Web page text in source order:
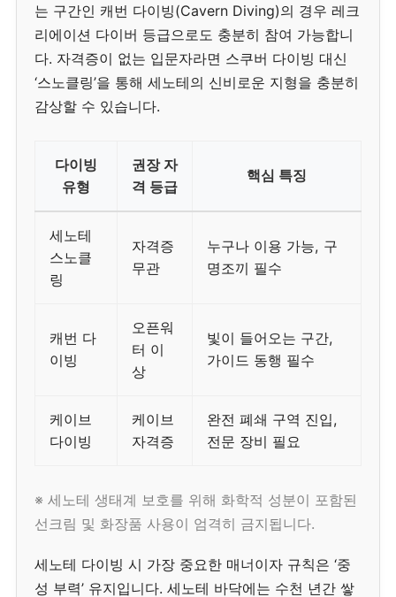
는 구간인 캐번 다이빙(Cavern Diving)의 경우 레크
리에이션 다이버 등급으로도 충분히 참여 가능합니
다. 자격증이 없는 입문자라면 스쿠버 다이빙 대신
‘스노클링’을 통해 세노테의 신비로운 지형을 충분히
감상할 수 있습니다.
다이빙
유형
권장 자
격 등급
핵심 특징
세노테
스노클
링
자격증
무관
누구나 이용 가능, 구
명조끼 필수
캐번 다
이빙
오픈워
터 이
상
빛이 들어오는 구간,
가이드 동행 필수
케이브
다이빙
케이브
자격증
완전 폐쇄 구역 진입,
전문 장비 필요
※ 세노테 생태계 보호를 위해 화학적 성분이 포함된
선크림 및 화장품 사용이 엄격히 금지됩니다.
세노테 다이빙 시 가장 중요한 매너이자 규칙은 ‘중
성 부력’ 유지입니다. 세노테 바닥에는 수천 년간 쌓